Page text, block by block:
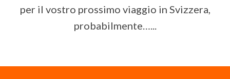
per il vostro prossimo viaggio in Svizzera,
probabilmente…...